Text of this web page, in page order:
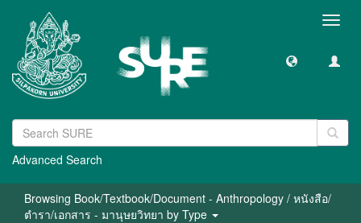
Advanced Search
Browsing Book/Textbook/Document - Anthropology / หนังสือ/
ตำรา/เอกสาร - มานุษยวิทยา by Type